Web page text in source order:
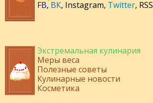
FB, ВК, Instagram, Twitter, RSS
Экстремальная кулинария
Меры веса
Полезные советы
Кулинарные новости
Косметика